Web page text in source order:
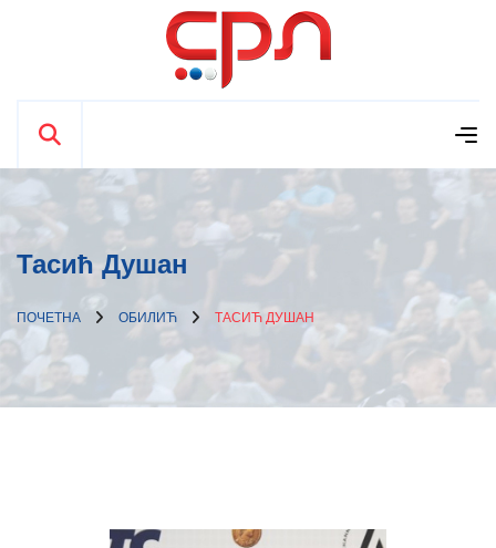
Тасић Душан
ПОЧЕТНА ОБИЛИЋ ТАСИЋ ДУШАН